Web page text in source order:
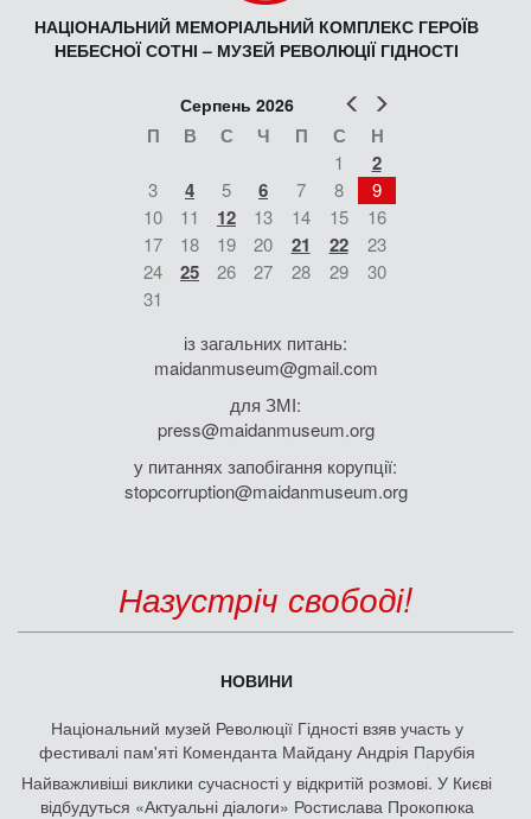
НАЦІОНАЛЬНИЙ МЕМОРІАЛЬНИЙ КОМПЛЕКС ГЕРОЇВ
НЕБЕСНОЇ СОТНІ – МУЗЕЙ РЕВОЛЮЦІЇ ГІДНОСТІ
Попер
Серпень 2026
П В С Ч П С Н
1 2
3 4 5 6 7 8
9
10
11 12 13 14 15
16
17
18 19 20 21 22
23
24
25 26 27 28 29
30
31
із загальних питань:
maidanmuseum@gmail.com
для ЗМІ:
press@maidanmuseum.org
у питаннях запобігання корупції:
stopcorruption@maidanmuseum.org
Назустріч свободі!
НОВИНИ
Національний музей Революції Гідності взяв участь у
фестивалі пам'яті Коменданта Майдану Андрія Парубія
Найважливіші виклики сучасності у відкритій розмові. У Києві
відбудуться «Актуальні діалоги» Ростислава Прокопюка